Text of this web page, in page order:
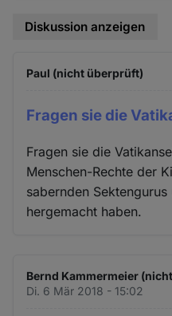
Diskussion anzeigen
Paul (nicht überprüft)
Fragen sie die
Fragen sie die
Menschen-Rechte der
sabernden
hergemacht haben.
Bernd Kammermeier
Di. 6 Mär 2018 - 15:02